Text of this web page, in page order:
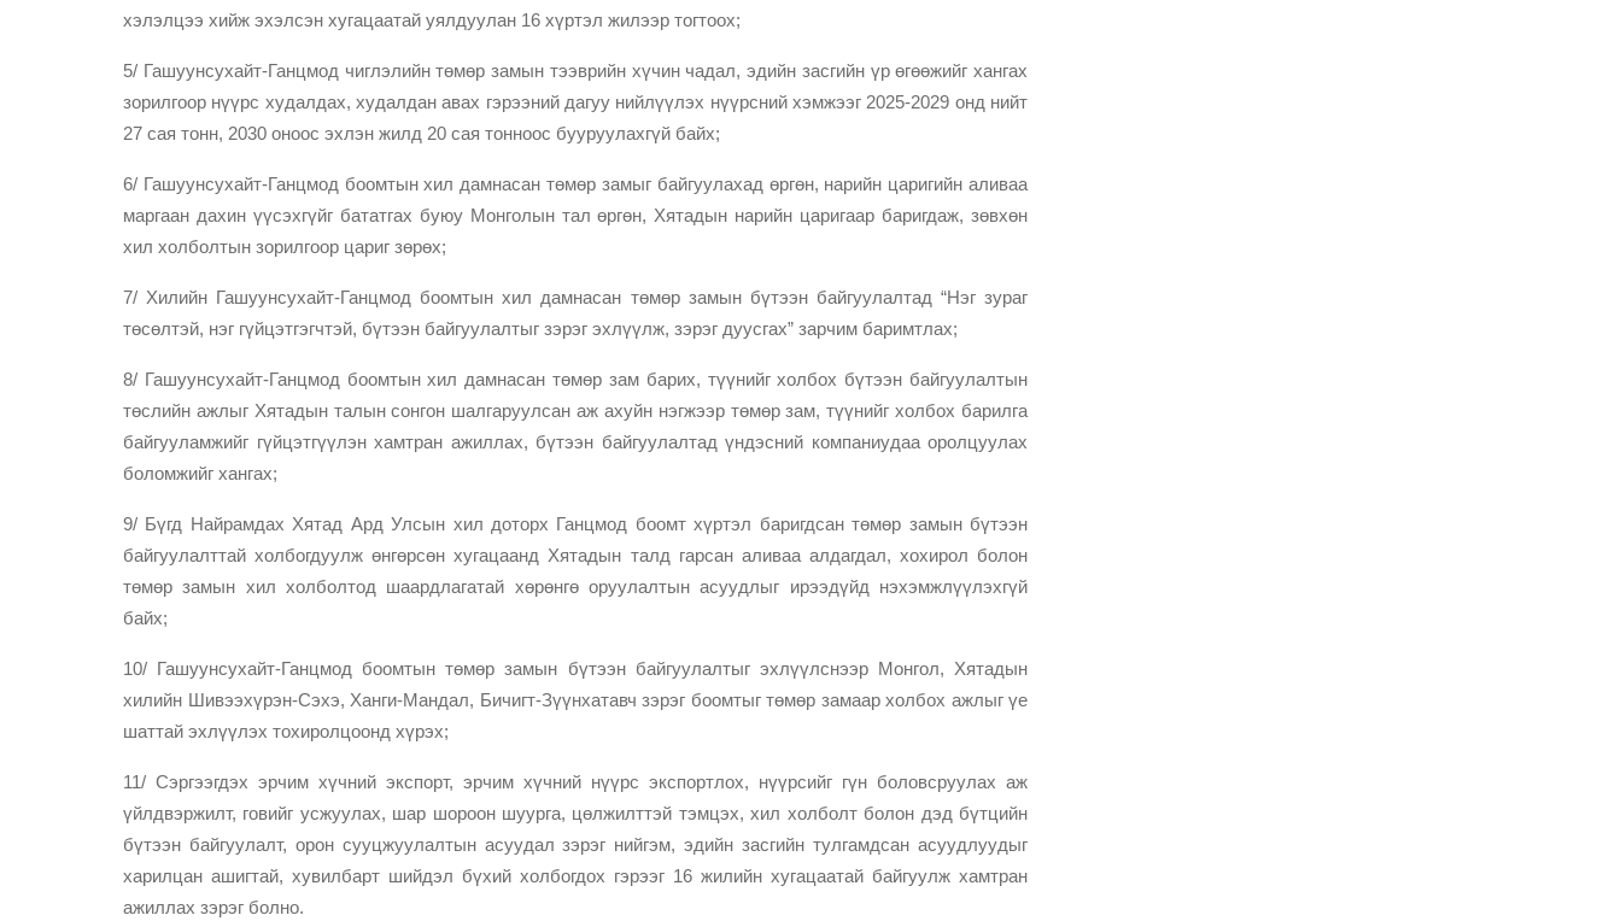
хэлэлцээ хийж эхэлсэн хугацаатай уялдуулан 16 хүртэл жилээр тогтоох;
5/ Гашуунсухайт-Ганцмод чиглэлийн төмөр замын тээврийн хүчин чадал, эдийн засгийн үр өгөөжийг хангах
зорилгоор нүүрс худалдах, худалдан авах гэрээний дагуу нийлүүлэх нүүрсний хэмжээг 2025-2029 онд нийт
27 сая тонн, 2030 оноос эхлэн жилд 20 сая тонноос бууруулахгүй байх;
6/ Гашуунсухайт-Ганцмод боомтын хил дамнасан төмөр замыг байгуулахад өргөн, нарийн царигийн аливаа
маргаан дахин үүсэхгүйг бататгах буюу Монголын тал өргөн, Хятадын нарийн царигаар баригдаж, зөвхөн
хил холболтын зорилгоор цариг зөрөх;
7/ Хилийн Гашуунсухайт-Ганцмод боомтын хил дамнасан төмөр замын бүтээн байгуулалтад “Нэг зураг
төсөлтэй, нэг гүйцэтгэгчтэй, бүтээн байгуулалтыг зэрэг эхлүүлж, зэрэг дуусгах” зарчим баримтлах;
8/ Гашуунсухайт-Ганцмод боомтын хил дамнасан төмөр зам барих, түүнийг холбох бүтээн байгуулалтын
төслийн ажлыг Хятадын талын сонгон шалгаруулсан аж ахуйн нэгжээр төмөр зам, түүнийг холбох барилга
байгууламжийг гүйцэтгүүлэн хамтран ажиллах, бүтээн байгуулалтад үндэсний компаниудаа оролцуулах
боломжийг хангах;
9/ Бүгд Найрамдах Хятад Ард Улсын хил доторх Ганцмод боомт хүртэл баригдсан төмөр замын бүтээн
байгуулалттай холбогдуулж өнгөрсөн хугацаанд Хятадын талд гарсан аливаа алдагдал, хохирол болон
төмөр замын хил холболтод шаардлагатай хөрөнгө оруулалтын асуудлыг ирээдүйд нэхэмжлүүлэхгүй
байх;
10/ Гашуунсухайт-Ганцмод боомтын төмөр замын бүтээн байгуулалтыг эхлүүлснээр Монгол, Хятадын
хилийн Шивээхүрэн-Сэхэ, Ханги-Мандал, Бичигт-Зүүнхатавч зэрэг боомтыг төмөр замаар холбох ажлыг үе
шаттай эхлүүлэх тохиролцоонд хүрэх;
11/ Сэргээгдэх эрчим хүчний экспорт, эрчим хүчний нүүрс экспортлох, нүүрсийг гүн боловсруулах аж
үйлдвэржилт, говийг усжуулах, шар шороон шуурга, цөлжилттэй тэмцэх, хил холболт болон дэд бүтцийн
бүтээн байгуулалт, орон сууцжуулалтын асуудал зэрэг нийгэм, эдийн засгийн тулгамдсан асуудлуудыг
харилцан ашигтай, хувилбарт шийдэл бүхий холбогдох гэрээг 16 жилийн хугацаатай байгуулж хамтран
ажиллах зэрэг болно.